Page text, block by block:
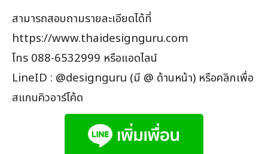
สามารถสอบถามรายละเอียดได้ที่
https://www.thaidesignguru.com
โทร 088-6532999 หรือแอดไลน์
LineID : @designguru (มี @ ด้านหน้า) หรือคลิกเพื่อ
สแกนคิวอาร์โค้ด